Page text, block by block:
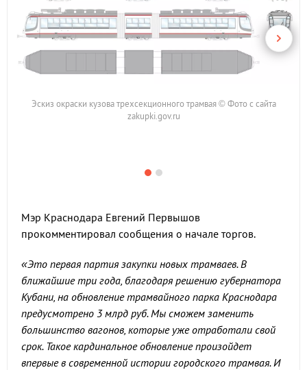
Эскиз окраски кузова трехсекционного трамвая © Фото с сайта
zakupki.gov.ru
Мэр Краснодара Евгений Первышов
прокомментировал сообщения о начале торгов.
«Это первая партия закупки новых трамваев. В
ближайшие три года, благодаря решению губернатора
Кубани, на обновление трамвайного парка Краснодара
предусмотрено 3 млрд руб. Мы сможем заменить
большинство вагонов, которые уже отработали свой
срок. Такое кардинальное обновление произойдет
впервые в современной истории городского трамвая. И